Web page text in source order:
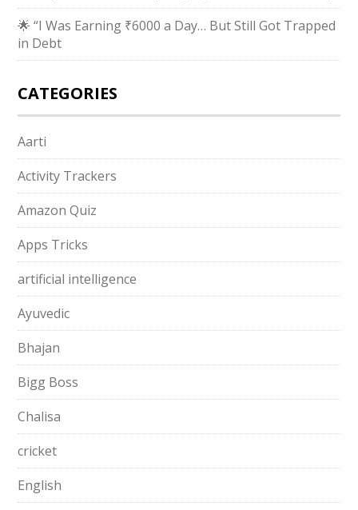
🌟 “I Was Earning ₹6000 a Day… But Still Got Trapped
in Debt
CATEGORIES
Aarti
Activity Trackers
Amazon Quiz
Apps Tricks
artificial intelligence
Ayuvedic
Bhajan
Bigg Boss
Chalisa
cricket
English